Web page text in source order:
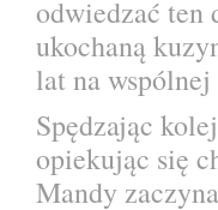
odwiedzać ten
ukochaną
lat na wspólnej
Spędzając
opiekując się
Mandy